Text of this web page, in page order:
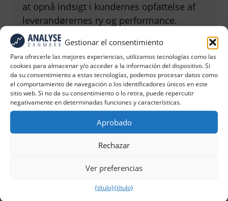
Gestionar el consentimiento
Para ofrecerle las mejores experiencias, utilizamos tecnologías como las
cookies para almacenar y/o acceder a la información del dispositivo. Si
da su consentimiento a estas tecnologías, podemos procesar datos como
el comportamiento de navegación o los identificadores únicos en este
sitio web. Si no da su consentimiento o lo retira, puede repercutir
negativamente en determinadas funciones y características.
Aprobado
Rechazar
Ver preferencias
{título}{título}
at opnå indsigt i kundernes opfattelse af
leverandørernes ry og performance.
Samlet set er henholdsvis det danske, norske
og svenske marked dermed blevet afdækket
gennem en prisme af offentligt tilgængeligt
materiale, dyb indsigt fra markedets
nøglepersoner med ekspertviden samt
underleverandørers og kunders opfattelse af
og kendskab til Lyreco og deres konkurrenter.